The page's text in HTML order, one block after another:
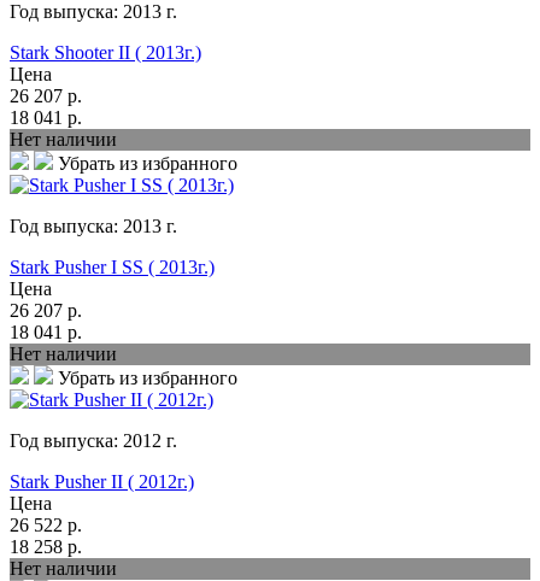
Год выпуска: 2013 г.
Stark Shooter II ( 2013г.)
Цена
26 207 р.
18 041 р.
Нет наличии
Убрать из избранного
Год выпуска: 2013 г.
Stark Pusher I SS ( 2013г.)
Цена
26 207 р.
18 041 р.
Нет наличии
Убрать из избранного
Год выпуска: 2012 г.
Stark Pusher II ( 2012г.)
Цена
26 522 р.
18 258 р.
Нет наличии